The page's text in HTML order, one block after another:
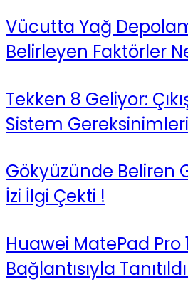
Vücutta Yağ
Belirleyen Faktörler
Tekken 8 Geliyor:
Sistem Gereksinimleri
Gökyüzünde Beliren
İzi İlgi Çekti !
Huawei MatePad Pro
Bağlantısıyla